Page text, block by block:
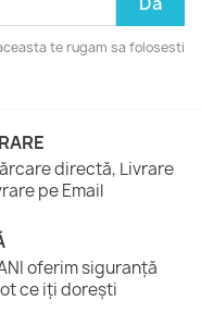
te rugam sa folosesti
directă, Livrare
pe Email
oferim siguranță
ce iți dorești